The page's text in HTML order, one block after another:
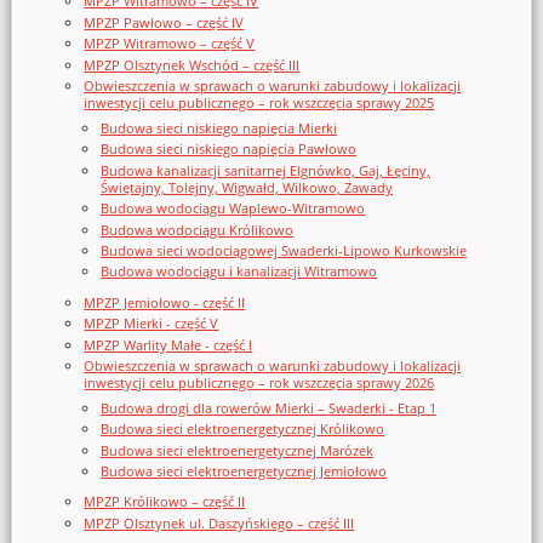
MPZP Pawłowo – część IV
MPZP Witramowo – część V
MPZP Olsztynek Wschód – część III
Obwieszczenia w sprawach o warunki zabudowy i lokalizacji
inwestycji celu publicznego – rok wszczęcia sprawy 2025
Budowa sieci niskiego napięcia Mierki
Budowa sieci niskiego napięcia Pawłowo
Budowa kanalizacji sanitarnej Elgnówko, Gaj, Łęciny,
Świętajny, Tolejny, Wigwałd, Wilkowo, Zawady
Budowa wodociągu Waplewo-Witramowo
Budowa wodociągu Królikowo
Budowa sieci wodociągowej Swaderki-Lipowo Kurkowskie
Budowa wodociągu i kanalizacji Witramowo
MPZP Jemiołowo - część II
MPZP Mierki - część V
MPZP Warlity Małe - część I
Obwieszczenia w sprawach o warunki zabudowy i lokalizacji
inwestycji celu publicznego – rok wszczęcia sprawy 2026
Budowa drogi dla rowerów Mierki – Swaderki - Etap 1
Budowa sieci elektroenergetycznej Królikowo
Budowa sieci elektroenergetycznej Marózek
Budowa sieci elektroenergetycznej Jemiołowo
MPZP Królikowo – część II
MPZP Olsztynek ul. Daszyńskiego – część III